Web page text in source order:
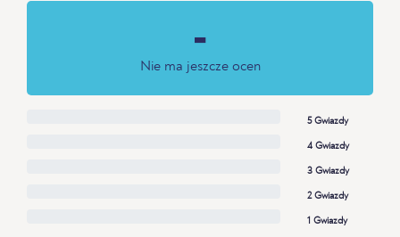
-
Nie ma jeszcze ocen
5 Gwiazdy
4 Gwiazdy
3 Gwiazdy
2 Gwiazdy
1 Gwiazdy